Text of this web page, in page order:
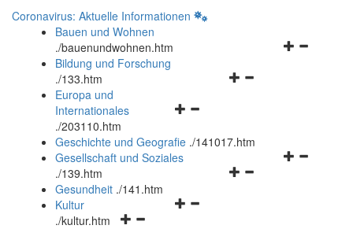
Coronavirus: Aktuelle Informationen
Bauen und Wohnen
./bauenundwohnen.htm
Navigationsmenü
Bildung und Forschung
./133.htm
Navigationsmenü
und
schließen
Europa und
Internationales
./203110.htm
Geschichte und Geografie ./141017.htm
Navigationsmenü
Gesellschaft und Soziales
./139.htm
Navigationsmenü
Gesundheit ./141.htm
Navigationsmenü
Kultur
./kultur.htm